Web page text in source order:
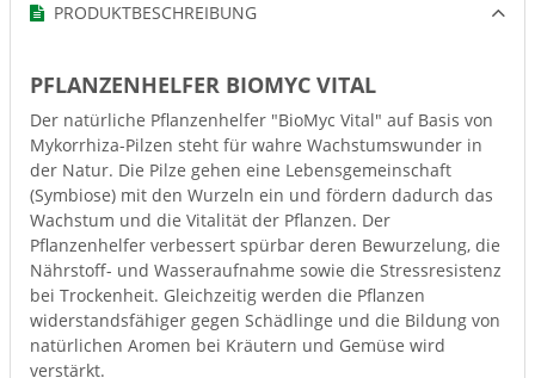
PRODUKTBESCHREIBUNG
PFLANZENHELFER BIOMYC VITAL
Der natürliche Pflanzenhelfer "BioMyc Vital" auf Basis von
Mykorrhiza-Pilzen steht für wahre Wachstumswunder in
der Natur. Die Pilze gehen eine Lebensgemeinschaft
(Symbiose) mit den Wurzeln ein und fördern dadurch das
Wachstum und die Vitalität der Pflanzen. Der
Pflanzenhelfer verbessert spürbar deren Bewurzelung, die
Nährstoff- und Wasseraufnahme sowie die Stressresistenz
bei Trockenheit. Gleichzeitig werden die Pflanzen
widerstandsfähiger gegen Schädlinge und die Bildung von
natürlichen Aromen bei Kräutern und Gemüse wird
verstärkt.